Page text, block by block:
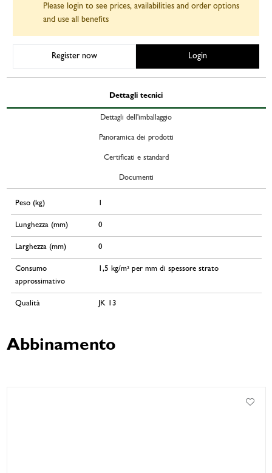
Please login to see prices, availabilities and order options
and use all benefits
Register now Login
Dettagli tecnici
Dettagli dell'imballaggio
Panoramica dei prodotti
Certificati e standard
Documenti
Peso (kg) 1
Lunghezza (mm) 0
Larghezza (mm) 0
Consumo
approssimativo
1,5 kg/m² per mm di spessore strato
Qualità JK 13
Abbinamento